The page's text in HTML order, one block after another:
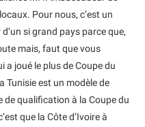
Pour nous, c’est un
si grand pays parce que,
mais, faut que vous
a joué le plus de Coupe du
Tunisie est un modèle de
de qualification à la Coupe du
que la Côte d’Ivoire à